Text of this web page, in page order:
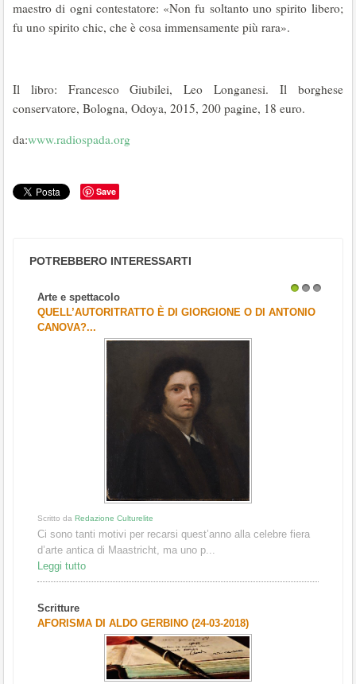
maestro di ogni contestatore: «Non fu soltanto uno spirito libero;
fu uno spirito chic, che è cosa immensamente più rara».
Il libro: Francesco Giubilei, Leo Longanesi. Il borghese
conservatore, Bologna, Odoya, 2015, 200 pagine, 18 euro.
da:www.radiospada.org
Save
POTREBBERO INTERESSARTI
Arte e spettacolo
QUELL’AUTORITRATTO È DI GIORGIONE O DI ANTONIO
CANOVA?...
Scritto da Redazione Culturelite
Ci sono tanti motivi per recarsi quest’anno alla celebre fiera
d’arte antica di Maastricht, ma uno p...
Leggi tutto
Scritture
AFORISMA DI ALDO GERBINO (24-03-2018)